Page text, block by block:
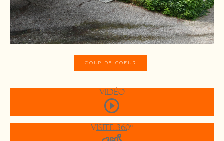
COUP DE COEUR
Vidéo
Visite 360°